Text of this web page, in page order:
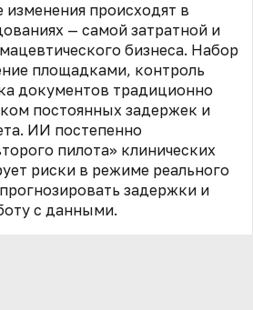
происходят в
— самой затратной и
бизнеса. Набор
площадками, контроль
документов традиционно
постоянных задержек и
ИИ постепенно
пилота» клинических
риски в режиме реального
задержки и
с данными.